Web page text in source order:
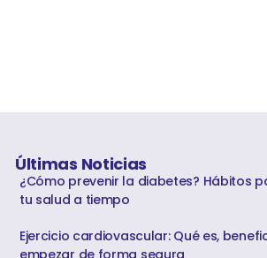
Últimas Noticias
¿Cómo prevenir la diabetes? Hábitos
tu salud a tiempo
Ejercicio cardiovascular: Qué es,
empezar de forma segura